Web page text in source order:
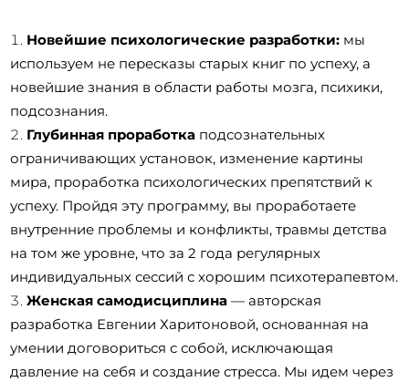
Новейшие психологические разработки: мы
используем не пересказы старых книг по успеху, а
новейшие знания в области работы мозга, психики,
подсознания.
Глубинная проработка подсознательных
ограничивающих установок, изменение картины
мира, проработка психологических препятствий к
успеху. Пройдя эту программу, вы проработаете
внутренние проблемы и конфликты, травмы детства
на том же уровне, что за 2 года регулярных
индивидуальных сессий с хорошим психотерапевтом.
Женская самодисциплина — авторская
разработка Евгении Харитоновой, основанная на
умении договориться с собой, исключающая
давление на себя и создание стресса. Мы идем через